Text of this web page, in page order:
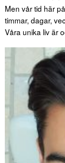
Men vår tid här
timmar, dagar,
Våra unika liv är